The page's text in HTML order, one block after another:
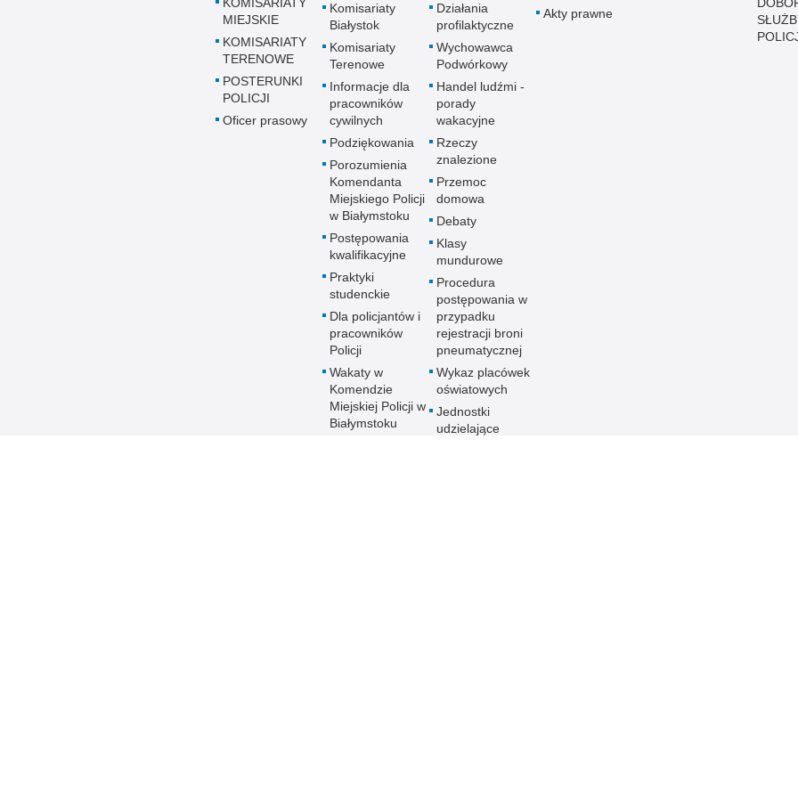
MIEJSKIE
KOMISARIATY
TERENOWE
POSTERUNKI
POLICJI
Oficer prasowy
Komisariaty
Białystok
Komisariaty
Terenowe
Informacje dla
pracowników
cywilnych
Podziękowania
Porozumienia
Komendanta
Miejskiego Policji
w Białymstoku
Postępowania
kwalifikacyjne
Praktyki
studenckie
Dla policjantów i
pracowników
Policji
Wakaty w
Komendzie
Miejskiej Policji w
Białymstoku
Działania
profilaktyczne
Wychowawca
Podwórkowy
Handel ludźmi -
porady
wakacyjne
Rzeczy
znalezione
Przemoc
domowa
Debaty
Klasy
mundurowe
Procedura
postępowania w
przypadku
rejestracji broni
pneumatycznej
Wykaz placówek
oświatowych
Jednostki
udzielające
Akty prawne